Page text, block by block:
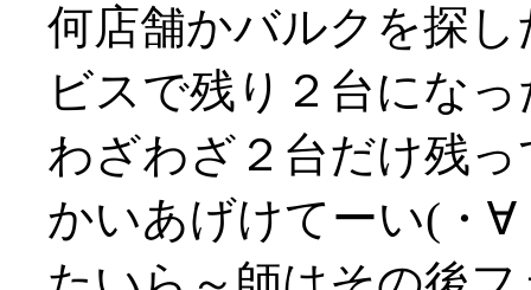
何店舗かバルクを探し
ビスで残り２台にな
わざわざ２台だけ残
かいあげけてーい(・∀